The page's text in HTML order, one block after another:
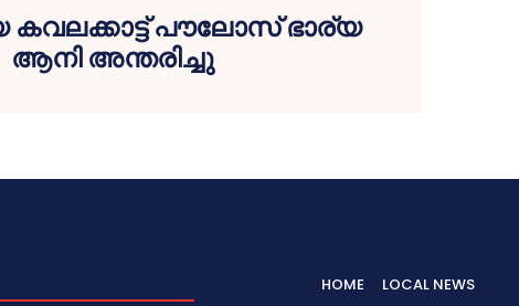
കവലക്കാട്ട് പൗലോസ് ഭാര്യ
ആനി അന്തരിച്ചു
HOME
LOCAL NEWS